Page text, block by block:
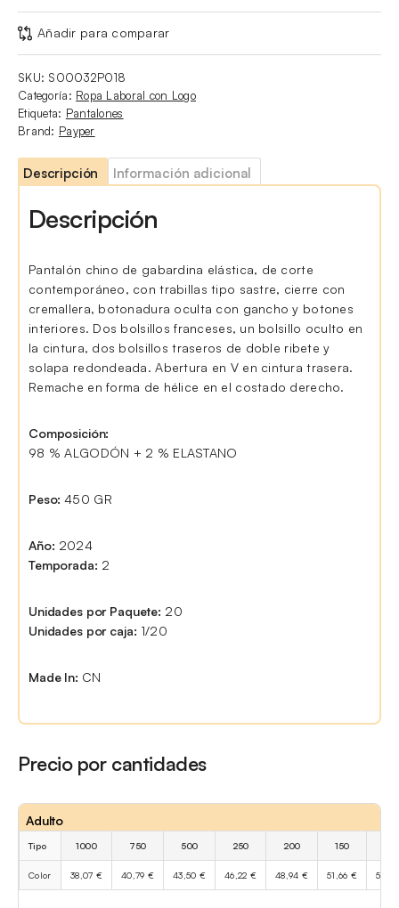
Añadir para comparar
SKU: S00032P018
Categoría: Ropa Laboral con Logo
Etiqueta: Pantalones
Brand: Payper
Descripción Información adicional
Descripción
Pantalón chino de gabardina elástica, de corte
contemporáneo, con trabillas tipo sastre, cierre con
cremallera, botonadura oculta con gancho y botones
interiores. Dos bolsillos franceses, un bolsillo oculto en
la cintura, dos bolsillos traseros de doble ribete y
solapa redondeada. Abertura en V en cintura trasera.
Remache en forma de hélice en el costado derecho.
Composición:
98 % ALGODÓN + 2 % ELASTANO
Peso:450 GR
Año: 2024
Temporada: 2
Unidades por Paquete: 20
Unidades por caja: 1/20
Made In: CN
Precio por cantidades
Adulto
Tipo 1000 750 500 250 200 150
Color 38,07 € 40,79 € 43,50 € 46,22 € 48,94 € 51,66 €